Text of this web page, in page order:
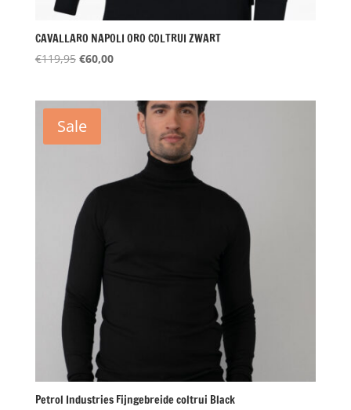
CAVALLARO NAPOLI ORO COLTRUI ZWART
€119,95 Oorspronkelijke
€119,95.
€60,00Huidige
€60,00.
Sale
Petrol Industries Fijngebreide coltrui Black